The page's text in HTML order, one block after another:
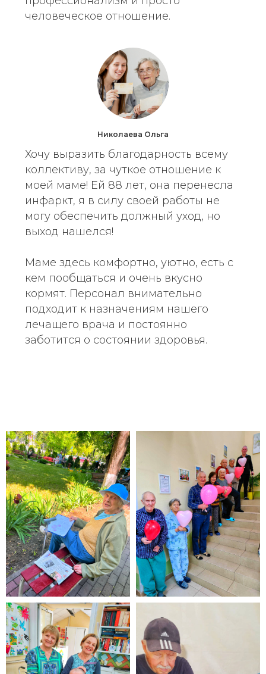
человеческое отношение.
Николаева Ольга
Хочу выразить благодарность всему
коллективу, за чуткое отношение к
моей маме! Ей 88 лет, она перенесла
инфаркт, я в силу своей работы не
могу обеспечить должный уход, но
выход нашелся!
Маме здесь комфортно, уютно, есть с
кем пообщаться и очень вкусно
кормят. Персонал внимательно
подходит к назначениям нашего
лечащего врача и постоянно
заботится о состоянии здоровья.